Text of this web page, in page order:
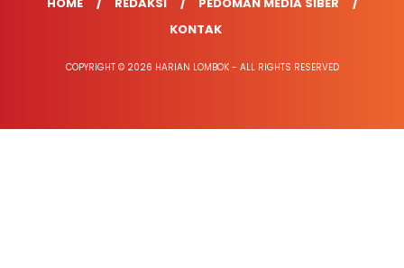
KONTAK
COPYRIGHT © 2026 HARIAN LOMBOK - ALL RIGHTS RESERVED